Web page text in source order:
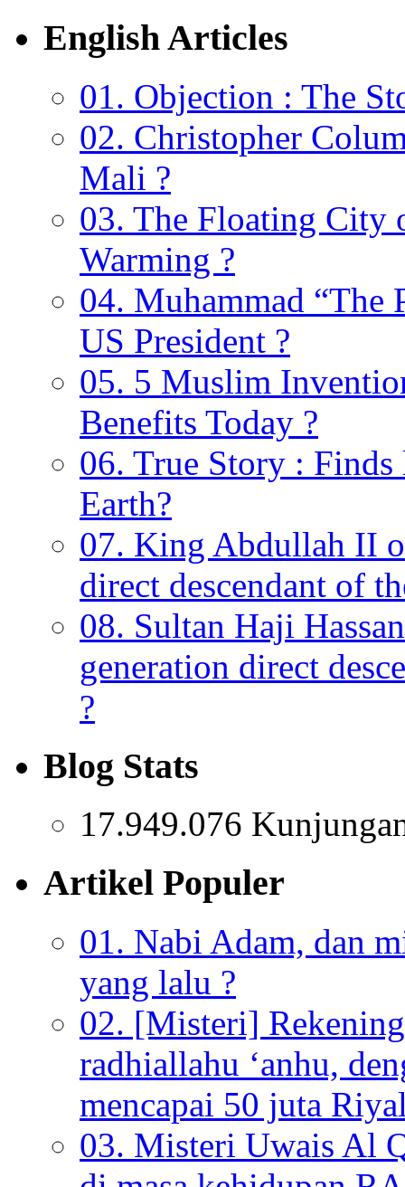
English Articles
01. Objection : The
02. Christopher
Mali ?
03. The Floating City
Warming ?
04. Muhammad “The
US President ?
05. 5 Muslim
Benefits Today ?
06. True Story :
Earth?
07. King Abdullah II
direct descendant of
08. Sultan Haji
generation direct
?
Blog Stats
17.949.076
Artikel Populer
01. Nabi Adam, dan
yang lalu ?
02. [Misteri]
radhiallahu ‘anhu,
mencapai 50 juta
03. Misteri Uwais Al